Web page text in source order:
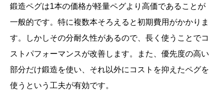
鍛造ペグは1本の価格が軽量ペグより高価であることが
一般的です。特に複数本そろえると初期費用がかかりま
す。しかしその分耐久性があるので、長く使うことでコ
ストパフォーマンスが改善します。また、優先度の高い
部分だけ鍛造を使い、それ以外にコストを抑えたペグを
使うという工夫が有効です。